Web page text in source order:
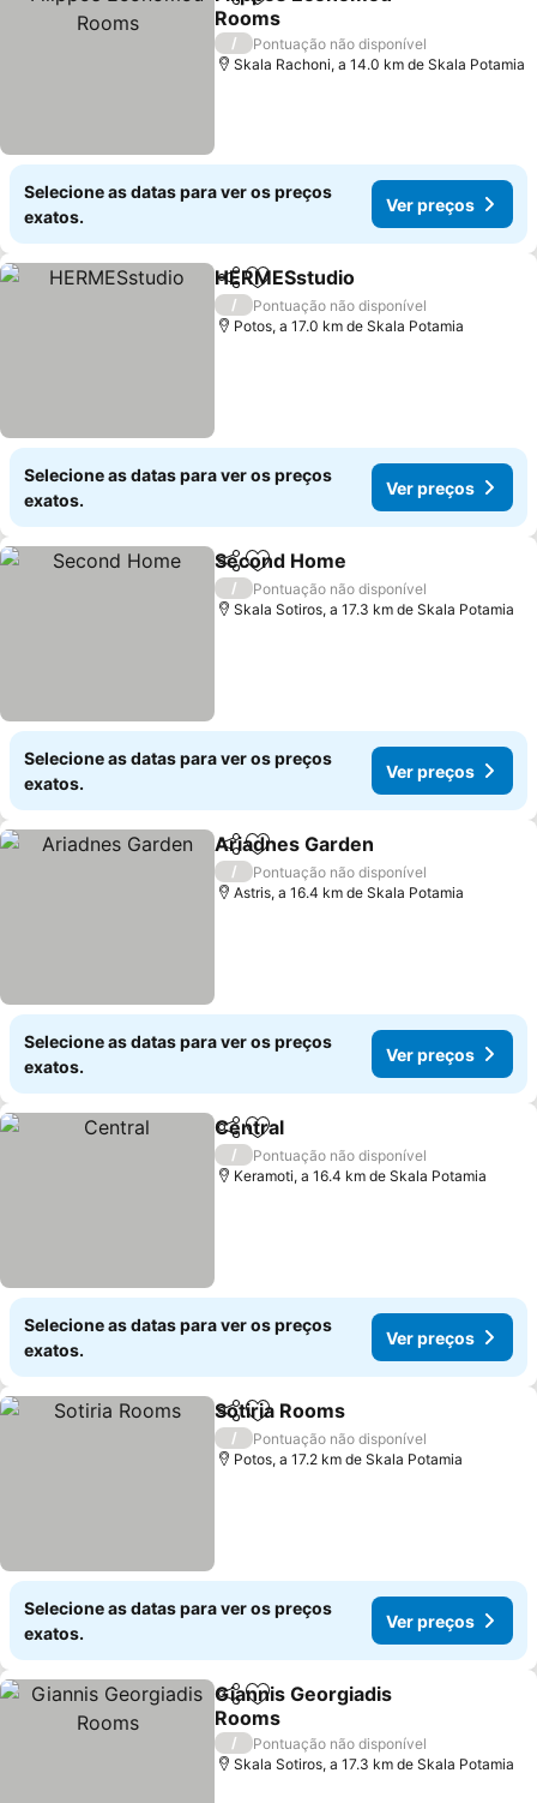
PartilharAdicionar aos favoritos
Rooms
/
Pontuação não disponível
Skala Rachoni, a 14.0 km de Skala Potamia
Selecione as datas para ver os preços
exatos.
Ver preços
PartilharAdicionar aos favoritos
HERMESstudio
/
Pontuação não disponível
Potos, a 17.0 km de Skala Potamia
Selecione as datas para ver os preços
exatos.
Ver preços
PartilharAdicionar aos favoritos
Second Home
/
Pontuação não disponível
Skala Sotiros, a 17.3 km de Skala Potamia
Selecione as datas para ver os preços
exatos.
Ver preços
PartilharAdicionar aos favoritos
Ariadnes Garden
/
Pontuação não disponível
Astris, a 16.4 km de Skala Potamia
Selecione as datas para ver os preços
exatos.
Ver preços
PartilharAdicionar aos favoritos
Central
/
Pontuação não disponível
Keramoti, a 16.4 km de Skala Potamia
Selecione as datas para ver os preços
exatos.
Ver preços
PartilharAdicionar aos favoritos
Sotiria Rooms
/
Pontuação não disponível
Potos, a 17.2 km de Skala Potamia
Selecione as datas para ver os preços
exatos.
Ver preços
PartilharAdicionar aos favoritos
Giannis Georgiadis
Rooms
/
Pontuação não disponível
Skala Sotiros, a 17.3 km de Skala Potamia